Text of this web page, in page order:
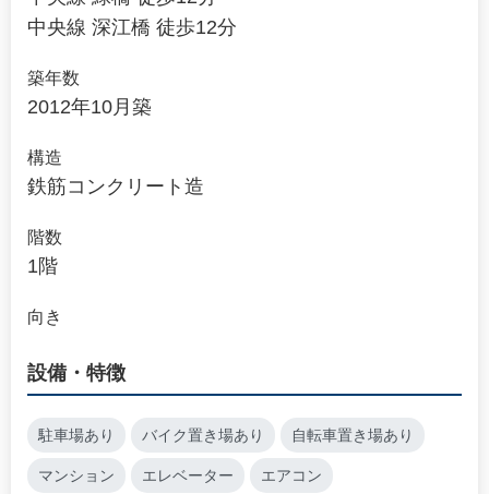
中央線 深江橋 徒歩12分
築年数
2012年10月築
構造
鉄筋コンクリート造
階数
1階
向き
設備・特徴
駐車場あり バイク置き場あり 自転車置き場あり
マンション エレベーター エアコン